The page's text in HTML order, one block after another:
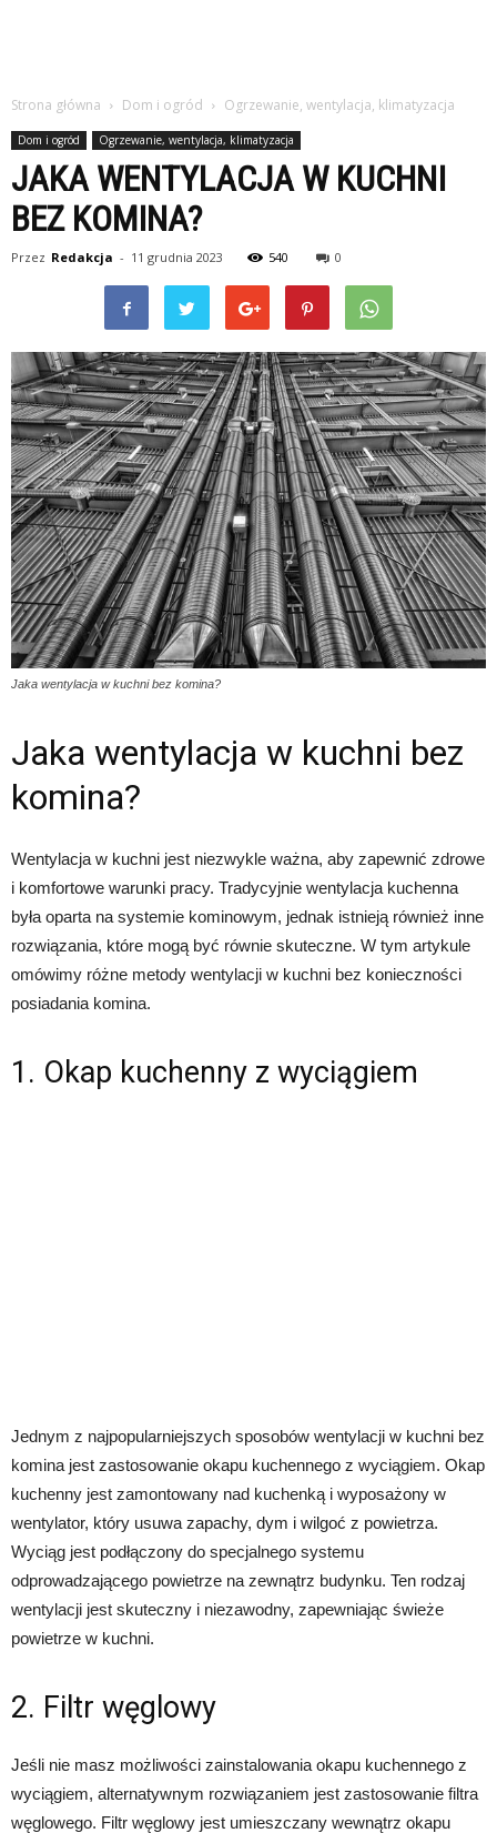
Strona główna Dom i ogród Ogrzewanie, wentylacja, klimatyzacja
Dom i ogród Ogrzewanie, wentylacja, klimatyzacja
JAKA WENTYLACJA W KUCHNI
BEZ KOMINA?
Przez Redakcja - 11 grudnia 2023 540 0
Jaka wentylacja w kuchni bez komina?
Jaka wentylacja w kuchni bez
komina?
Wentylacja w kuchni jest niezwykle ważna, aby zapewnić zdrowe
i komfortowe warunki pracy. Tradycyjnie wentylacja kuchenna
była oparta na systemie kominowym, jednak istnieją również inne
rozwiązania, które mogą być równie skuteczne. W tym artykule
omówimy różne metody wentylacji w kuchni bez konieczności
posiadania komina.
1. Okap kuchenny z wyciągiem
Jednym z najpopularniejszych sposobów wentylacji w kuchni bez
komina jest zastosowanie okapu kuchennego z wyciągiem. Okap
kuchenny jest zamontowany nad kuchenką i wyposażony w
wentylator, który usuwa zapachy, dym i wilgoć z powietrza.
Wyciąg jest podłączony do specjalnego systemu
odprowadzającego powietrze na zewnątrz budynku. Ten rodzaj
wentylacji jest skuteczny i niezawodny, zapewniając świeże
powietrze w kuchni.
2. Filtr węglowy
Jeśli nie masz możliwości zainstalowania okapu kuchennego z
wyciągiem, alternatywnym rozwiązaniem jest zastosowanie filtra
węglowego. Filtr węglowy jest umieszczany wewnątrz okapu